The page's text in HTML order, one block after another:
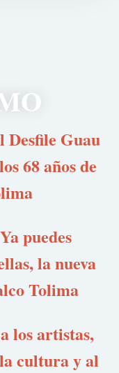
Desfile Guau
68 años de
puedes
la nueva
Tolima
los artistas,
cultura y al